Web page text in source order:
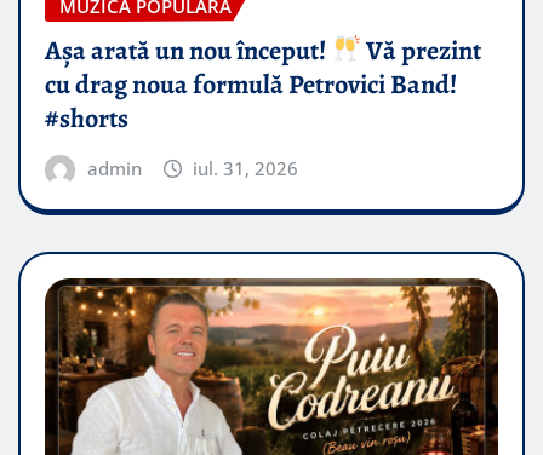
MUZICA POPULARA
Așa arată un nou început!
Vă prezint
cu drag noua formulă Petrovici Band!
#shorts
admin iul. 31, 2026